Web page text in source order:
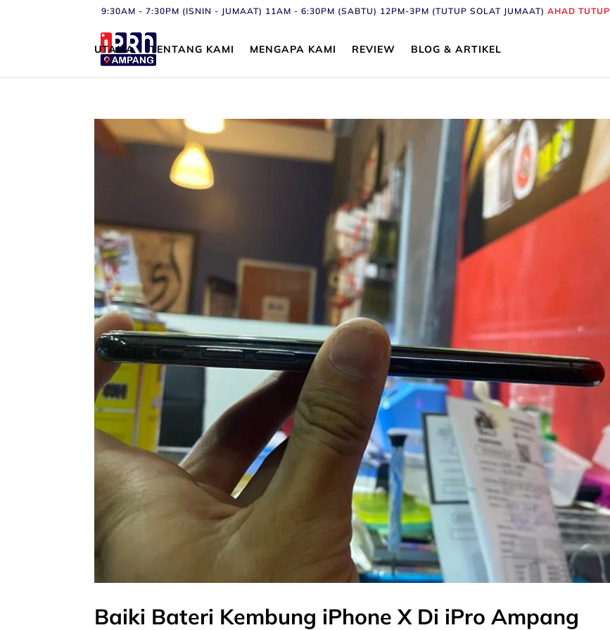
9:30AM - 7:30PM (ISNIN - JUMAAT) 11AM - 6:30PM (SABTU) 12PM-3PM (TUTUP SOLAT JUMAAT)AHAD TUTUP
UTAMA TENTANG KAMI MENGAPA KAMI REVIEW BLOG & ARTIKEL
Baiki Bateri Kembung iPhone X Di iPro Ampang